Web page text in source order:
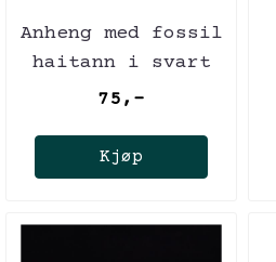
Anheng med fossil
haitann i svart
gaveeske,
75,-
Kjøp